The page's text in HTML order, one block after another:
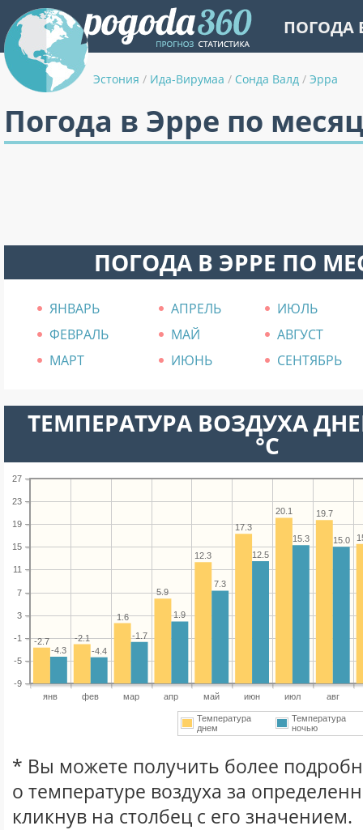
ПОГОДА
Эстония / Ида-Вирумаа / Сонда Валд / Эрра
Погода в Эрре по
ПОГОДА В ЭРРЕ ПО
ЯНВАРЬ АПРЕЛЬ
ИЮЛЬ
ФЕВРАЛЬ
МАЙ
АВГУСТ
МАРТ
ИЮНЬ СЕНТЯБРЬ
ТЕМПЕРАТУРА ВОЗДУХА
°C
янв фев мар апр май июн июл авг
-9
-5
-1
3
7
11
15
19
23
27
19.7
20.1
17.3
12.3
5.9
1.6
-2.1
-2.7
15.0
15.3
12.5
7.3
1.9
-1.7
-4.4
-4.3
Температура
днем
Температура
ночью
* Вы можете получить более
о температуре воздуха за
кликнув на столбец с его значением.